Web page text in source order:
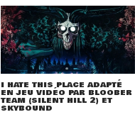
I HATE THIS PLACE ADAPTÉ
EN JEU VIDÉO PAR BLOOBER
TEAM (SILENT HILL 2) ET
SKYBOUND